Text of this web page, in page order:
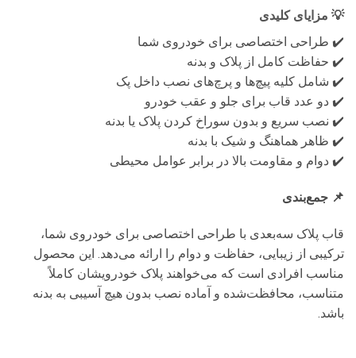
💡 مزایای کلیدی
✔️ طراحی اختصاصی برای خودروی شما
✔️ حفاظت کامل از پلاک و بدنه
✔️ شامل کلیه پیچ‌ها و پرچ‌های نصب داخل پک
✔️ دو عدد قاب برای جلو و عقب خودرو
✔️ نصب سریع و بدون سوراخ کردن پلاک یا بدنه
✔️ ظاهر هماهنگ و شیک با بدنه
✔️ دوام و مقاومت بالا در برابر عوامل محیطی
📌 جمع‌بندی
قاب پلاک سه‌بعدی با طراحی اختصاصی برای خودروی شما،
ترکیبی از زیبایی، حفاظت و دوام را ارائه می‌دهد. این محصول
مناسب افرادی است که می‌خواهند پلاک خودرویشان کاملاً
متناسب، محافظت‌شده و آماده نصب بدون هیچ آسیبی به بدنه
باشد.